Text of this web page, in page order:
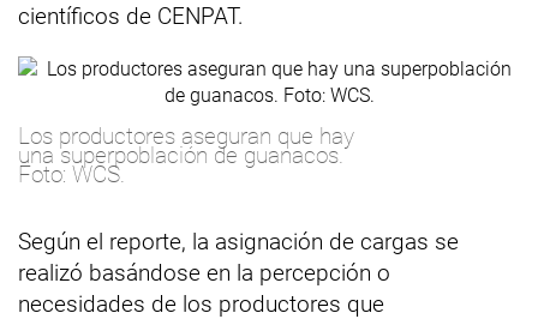
científicos de CENPAT.
Los productores aseguran que hay
una superpoblación de guanacos.
Foto: WCS.
Según el reporte, la asignación de cargas se
realizó basándose en la percepción o
necesidades de los productores que